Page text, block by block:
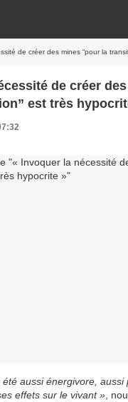
de créer des mines “pour la
de créer
est très
été aussi énergivore, aussi
effets sur le vivant » ,